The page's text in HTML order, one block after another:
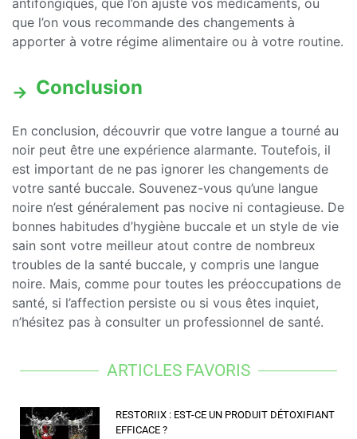
que l’on vous recommande des changements à
apporter à votre régime alimentaire ou à votre routine.
Conclusion
En conclusion, découvrir que votre langue a tourné au
noir peut être une expérience alarmante. Toutefois, il
est important de ne pas ignorer les changements de
votre santé buccale. Souvenez-vous qu’une langue
noire n’est généralement pas nocive ni contagieuse. De
bonnes habitudes d’hygiène buccale et un style de vie
sain sont votre meilleur atout contre de nombreux
troubles de la santé buccale, y compris une langue
noire. Mais, comme pour toutes les préoccupations de
santé, si l’affection persiste ou si vous êtes inquiet,
n’hésitez pas à consulter un professionnel de santé.
ARTICLES FAVORIS
RESTORIIX : EST-CE UN PRODUIT DÉTOXIFIANT
EFFICACE ?